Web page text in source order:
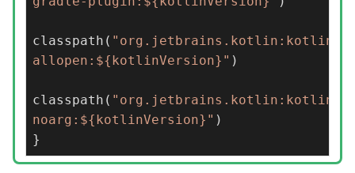
classpath ( "org.jetbrains.kotlin:kotlin-
allopen:${kotlinVersion}" )
classpath ( "org.jetbrains.kotlin:kotlin-
noarg:${kotlinVersion}" )
}